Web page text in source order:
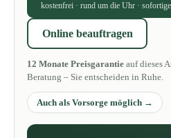
kostenfrei · rund um die Uhr ·
Online beauftragen
12 Monate Preisgarantie auf dieses
Beratung – Sie entscheiden in Ruhe.
Auch als Vorsorge möglich